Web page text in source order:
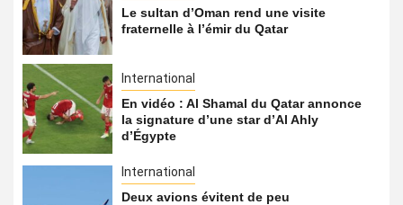
Le sultan d’Oman rend une visite
fraternelle à l’émir du Qatar
International
En vidéo : Al Shamal du Qatar annonce
la signature d’une star d’Al Ahly
d’Égypte
International
Deux avions évitent de peu